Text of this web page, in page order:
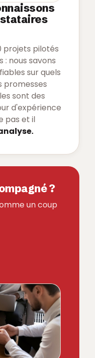
projets pilotés
: nous savons
sur quels
promesses
sont des
d'expérience
pas et il
?
un coup